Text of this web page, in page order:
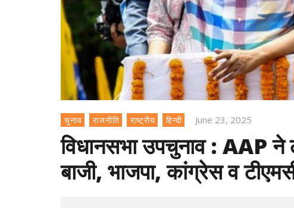
चुनाव राजनीति राष्ट्रीय हिन्दी June 23, 2025
विधानसभा उपचुनाव : AAP ने
बाजी, भाजपा, कांग्रेस व